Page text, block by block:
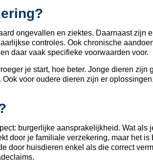
ongevallen en ziektes. Daarnaast zijn
controles. Ook chronische
daar vaak specifieke voorwaarden voor.
je start, hoe beter. Jonge dieren zijn
voor oudere dieren zijn er
burgerlijke aansprakelijkheid. Wat als
door je familiale verzekering, maar het
door huisdieren enkel als die correct